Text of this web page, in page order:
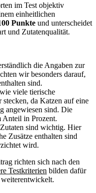
im Test objektiv
einheitlichen
Punkte und unterscheidet
und Zutatenqualität.
die Angaben zur
wir besonders darauf,
sind.
viele tierische
da Katzen auf eine
angewiesen sind. Die
Anteil in Prozent.
sind wichtig. Hier
Zusätze enthalten sind
wird.
richten sich nach den
Testkriterien bilden dafür